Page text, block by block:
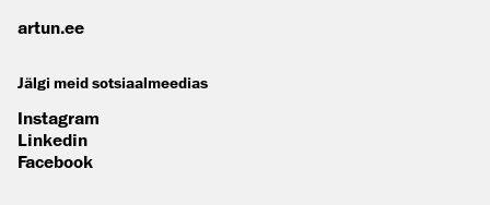
artun.ee
Jälgi meid sotsiaalmeedias
Instagram
Linkedin
Facebook